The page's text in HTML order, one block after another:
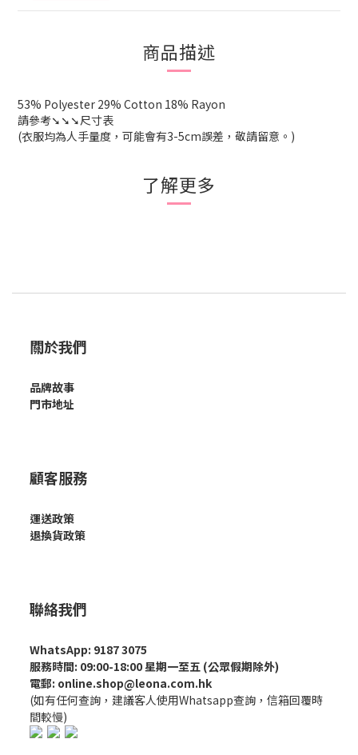
商品描述
53% Polyester 29% Cotton 18% Rayon
請參考➘➘➘尺寸表
(衣服均為人手量度，可能會有3-5cm誤差，敬請留意。)
了解更多
關於我們
品牌故事
門市地址
顧客服務
運送政策
退換貨政策
聯絡我們
WhatsApp: 9187 3075
服務時間: 09:00-18:00 星期一至五 (公眾假期除外)
電郵: online.shop@leona.com.hk
(如有任何查詢，建議客人使用Whatsapp查詢，信箱回覆時
間較慢)